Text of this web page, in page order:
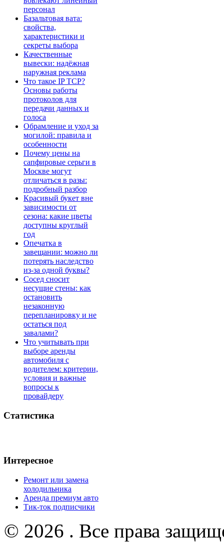
персонал
Базальтовая вата:
свойства,
характеристики и
секреты выбора
Качественные
вывески: надёжная
наружная реклама
Что такое IP TCP?
Основы работы
протоколов для
передачи данных и
голоса
Обрамление и уход за
могилой: правила и
особенности
Почему цены на
сапфировые серьги в
Москве могут
отличаться в разы:
подробный разбор
Красивый букет вне
зависимости от
сезона: какие цветы
доступны круглый
год
Опечатка в
завещании: можно ли
потерять наследство
из-за одной буквы?
Сосед сносит
несущие стены: как
остановить
незаконную
перепланировку и не
остаться под
завалами?
Что учитывать при
выборе аренды
автомобиля с
водителем: критерии,
условия и важные
вопросы к
провайдеру
Статистика
Интересное
Ремонт или замена
холодильника
Аренда премиум авто
Тик-ток подписчики
© 2026 . Все права